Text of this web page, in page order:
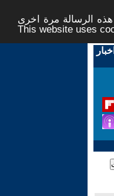
الرسالة مرة اخرى -
This website uses
اخبار